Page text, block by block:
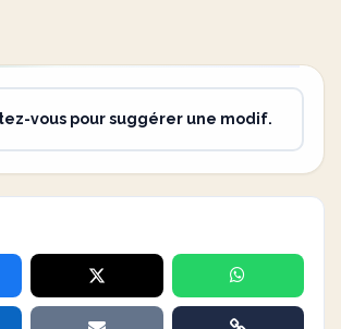
vous pour suggérer une modif.